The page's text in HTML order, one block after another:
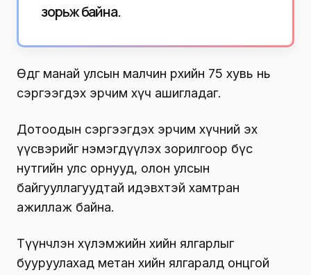
зорьж байна.
Өдгөө манай улсын малчин өрхийн 75 хувь нь
сэргээгдэх эрчим хүч ашигладаг.
Дотоодын сэргээгдэх эрчим хүчний эх
үүсвэрийг нэмэгдүүлэх зорилгоор бүс
нутгийн улс орнууд, олон улсын
байгууллагуудтай идэвхтэй хамтран
ажиллаж байна.
Түүнчлэн хүлэмжийн хийн ялгарлыг
бууруулахад метан хийн ялгаралд онцгой